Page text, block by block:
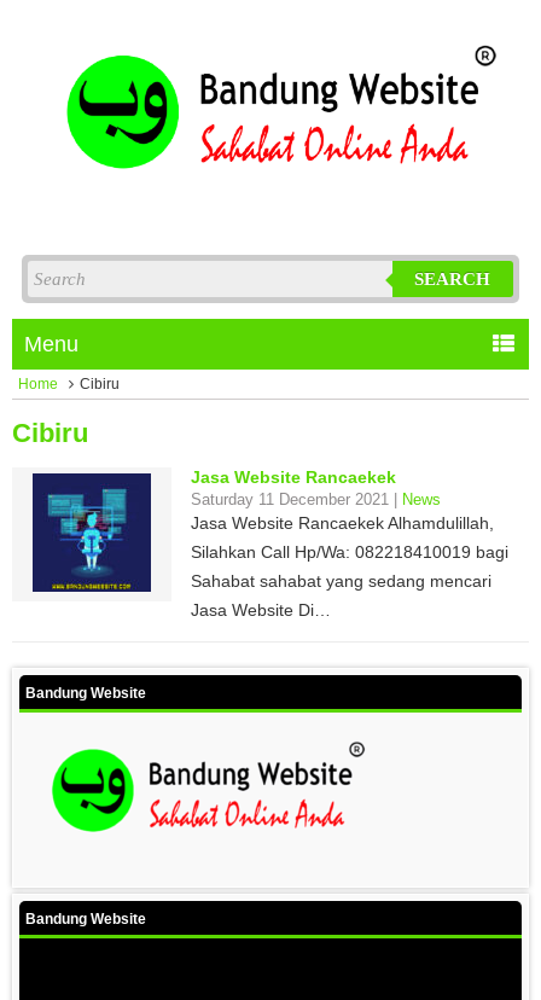
SEARCH
Menu
Home Cibiru
Cibiru
Jasa Website Rancaekek
Saturday 11 December 2021 | News
Jasa Website Rancaekek Alhamdulillah,
Silahkan Call Hp/Wa: 082218410019 bagi
Sahabat sahabat yang sedang mencari
Jasa Website Di…
Bandung Website
Bandung Website